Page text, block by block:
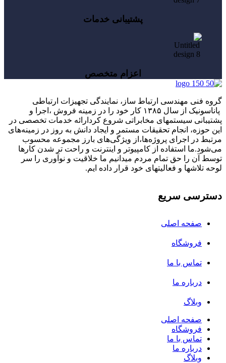
پشتیبانی خدمات
اعزام متخصص
گروه فنی مهندسی ارتباط ساز، نمایندگی تجهیزات ارتباطی
پاناسونیک از سال ۱۳۸۵ کار خود را در زمینه فروش ،اجرا و
پشتیبانی سیستمهای مخابراتی شروع کردارائه خدمات تخصصی در
این حوزه، انجام تحقیقات مستمر و ایجاد دانش به‌ روز در زمینه‌های
مرتبط در اجرای پروژه‌ها،از ویژگی‌های بارز مجموعه محسوب
می‌شود.ما استفاده از کامپیوتر و اینترنت و راحت تر شدن کارها
توسط آن را حق تمام مردم میدانیم ما خلاقیت و نوآوری را سر
لوحه تلاشها و فعالیتهای خود قرار داده ایم.
دسترسی سریع
صفحه اصلی
فروشگاه
تماس با ما
درباره ما
وبلاگ
صفحه اصلی
فروشگاه
تماس با ما
درباره ما
وبلاگ